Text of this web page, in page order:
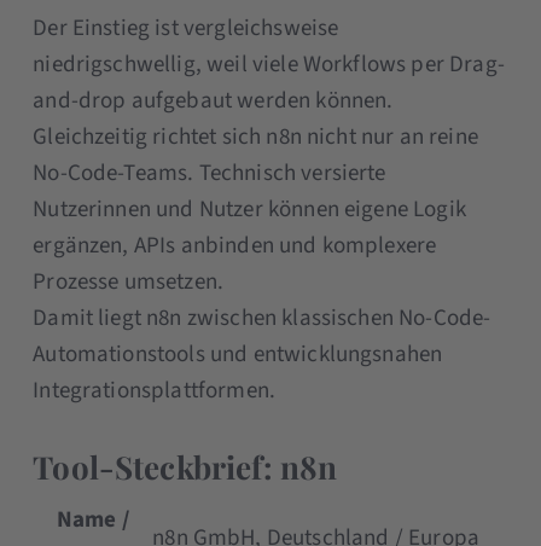
Der Einstieg ist vergleichsweise
niedrigschwellig, weil viele Workflows per Drag-
and-drop aufgebaut werden können.
Gleichzeitig richtet sich n8n nicht nur an reine
No-Code-Teams. Technisch versierte
Nutzerinnen und Nutzer können eigene Logik
ergänzen, APIs anbinden und komplexere
Prozesse umsetzen.
Damit liegt n8n zwischen klassischen No-Code-
Automationstools und entwicklungsnahen
Integrationsplattformen.
Tool-Steckbrief: n8n
Name /
n8n GmbH, Deutschland / Europa